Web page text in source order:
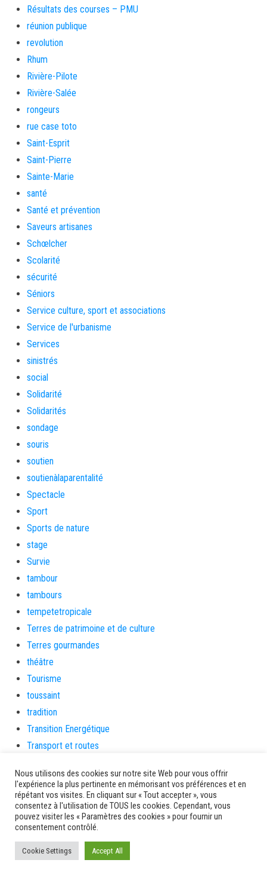
Résultats des courses – PMU
réunion publique
revolution
Rhum
Rivière-Pilote
Rivière-Salée
rongeurs
rue case toto
Saint-Esprit
Saint-Pierre
Sainte-Marie
santé
Santé et prévention
Saveurs artisanes
Schœlcher
Scolarité
sécurité
Séniors
Service culture, sport et associations
Service de l'urbanisme
Services
sinistrés
social
Solidarité
Solidarités
sondage
souris
soutien
soutienàlaparentalité
Spectacle
Sport
Sports de nature
stage
Survie
tambour
tambours
tempetetropicale
Terres de patrimoine et de culture
Terres gourmandes
théâtre
Tourisme
toussaint
tradition
Transition Energétique
Transport et routes
Travaux
Travaux THD
travaux utiles
TSUNAMI
TZCLD
uncategorized
Nous utilisons des cookies sur notre site Web pour vous offrir
l'expérience la plus pertinente en mémorisant vos préférences et en
répétant vos visites. En cliquant sur « Tout accepter », vous
consentez à l'utilisation de TOUS les cookies. Cependant, vous
pouvez visiter les « Paramètres des cookies » pour fournir un
consentement contrôlé.
Cookie Settings Accept All